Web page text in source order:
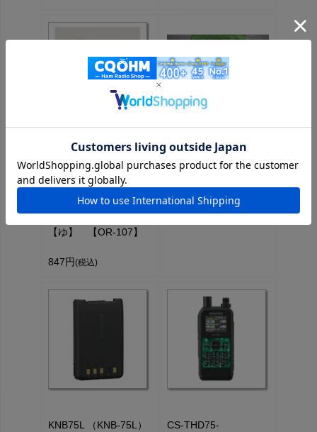
ラック（K3502）【対
応】CW-
ONE/PRO/EPO、GHD
キー各種パドル※1枚
【ゆ】 【OR-107】
847円 (税込)
5K207M Kシリーズ
ケーブル【生産終了・
在庫限り】
6,765円
KNB75L （KNB-75L）
CS-THD75-